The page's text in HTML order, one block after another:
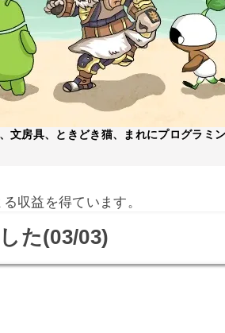
文房具、ときどき猫、まれにプログラミ
収益を得ています。
た(03/03)